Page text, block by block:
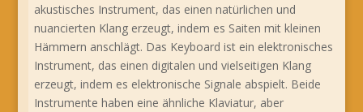
akustisches Instrument, das einen natürlichen und
nuancierten Klang erzeugt, indem es Saiten mit kleinen
Hämmern anschlägt. Das Keyboard ist ein elektronisches
Instrument, das einen digitalen und vielseitigen Klang
erzeugt, indem es elektronische Signale abspielt. Beide
Instrumente haben eine ähnliche Klaviatur, aber